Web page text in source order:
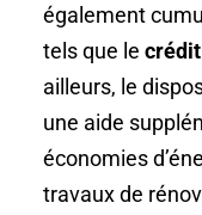
également
tels que le
ailleurs, le
une aide
économies
travaux de